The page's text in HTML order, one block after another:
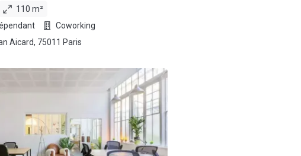
110 m²
Coworking
Avenue Jean Aicard, 75011 Paris